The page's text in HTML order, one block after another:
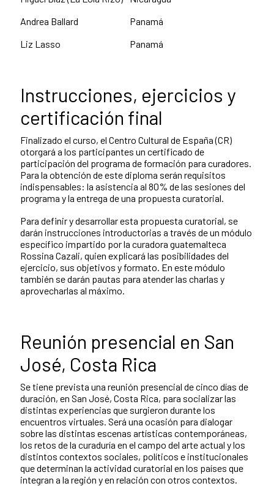
Andrea Ballard
Panamá
Liz Lasso
Panamá
Instrucciones, ejercicios y
certificación final
Finalizado el curso, el Centro Cultural de España (CR)
otorgará a los participantes un certificado de
participación del programa de formación para curadores.
Para la obtención de este diploma serán requisitos
indispensables: la asistencia al 80% de las sesiones del
programa y la entrega de una propuesta curatorial.
Para definir y desarrollar esta propuesta curatorial, se
darán instrucciones introductorias a través de un módulo
específico impartido por la curadora guatemalteca
Rossina Cazali, quien explicará las posibilidades del
ejercicio, sus objetivos y formato. En este módulo
también se darán pautas para atender las charlas y
aprovecharlas al máximo.
Reunión presencial en San
José, Costa Rica
Se tiene prevista una reunión presencial de cinco días de
duración, en San José, Costa Rica, para socializar las
distintas experiencias que surgieron durante los
encuentros virtuales. Será una ocasión para dialogar
sobre las distintas escenas artísticas contemporáneas,
los retos de la curaduría en el campo del arte actual y los
distintos contextos sociales, políticos e institucionales
que determinan la actividad curatorial en los países que
integran a la región y en relación con otros contextos.